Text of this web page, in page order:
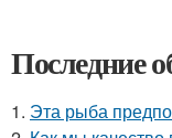
Последние
1. Эта рыба